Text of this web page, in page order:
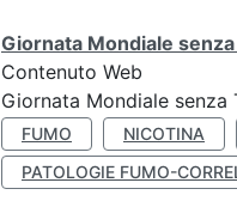
Giornata Mondiale senza
Contenuto Web
Giornata Mondiale senza
FUMO NICOTINA
PATOLOGIE FUMO-